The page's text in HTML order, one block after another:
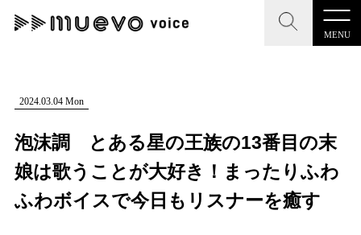
MENU
CLOSE
記事を検索する
CLOSE
"読者の声を形にする”音楽特化メディア
MENU
2024.03.04 Mon
泡沫調 とある星の王族の13番目の末
娘は歌うことが大好き！まったりふわ
ふわボイスで今日もリスナーを癒す